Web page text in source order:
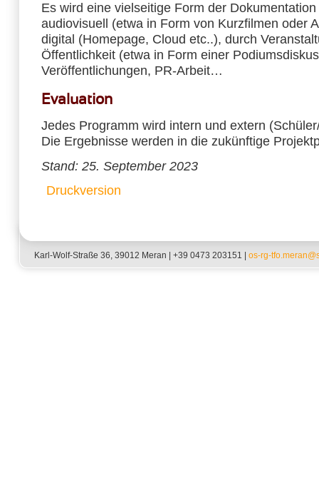
Es wird eine vielseitige Form der
audiovisuell (etwa in Form von Kurzfilmen oder
digital (Homepage, Cloud etc..), durch
Öffentlichkeit (etwa in Form einer
Veröffentlichungen, PR-Arbeit…
Evaluation
Jedes Programm wird intern und extern
Die Ergebnisse werden in die zukünftige
Stand: 25. September 2023
Druckversion
Karl-Wolf-Straße 36, 39012 Meran | +39 0473 203151 | os-rg-